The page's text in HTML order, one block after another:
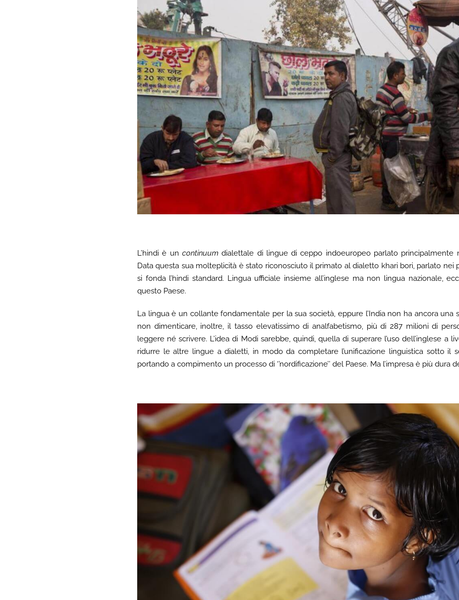
L’hindi è un continuumdialettale di lingue di ceppo indoeuropeo parlato principalmente
Data questa sua molteplicità è stato riconosciuto il primato al dialetto khari bori, parlato nei
si fonda l’hindi standard. Lingua ufficiale insieme all’inglese ma non lingua nazionale,
questo Paese.
La lingua è un collante fondamentale per la sua società, eppure l’India non ha ancora una
non dimenticare, inoltre, il tasso elevatissimo di analfabetismo, più di 287 milioni di
leggere né scrivere. L’idea di Modi sarebbe, quindi, quella di superare l’uso dell’inglese a
ridurre le altre lingue a dialetti, in modo da completare l’unificazione linguistica sotto il
portando a compimento un processo di ‘’nordificazione’’ del Paese. Ma l’impresa è più dura